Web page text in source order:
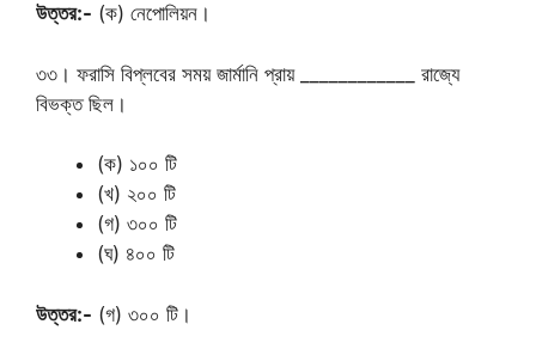
উত্তর:- (ক) নেপোলিয়ন।
৩৩। ফরাসি বিপ্লবের সময় জার্মানি প্রায় ____________ রাজ্যে
বিভক্ত ছিল।
(ক) ১০০ টি
(খ) ২০০ টি
(গ) ৩০০ টি
(ঘ) ৪০০ টি
উত্তর:- (গ) ৩০০ টি।